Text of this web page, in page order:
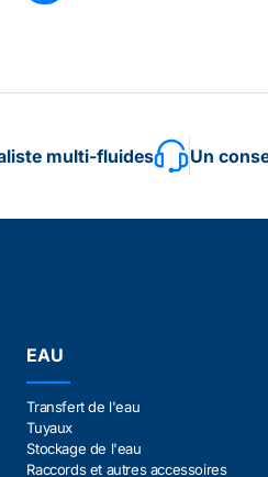
multi-fluides Un
EAU
Transfert de l'eau
Tuyaux
Stockage de l'eau
Raccords et autres accessoires